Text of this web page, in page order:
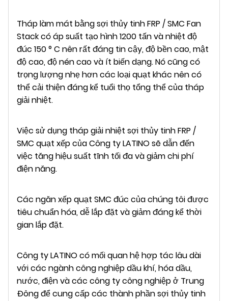
Tháp làm mát bằng sợi thủy tinh FRP / SMC Fan
Stack có áp suất tạo hình 1200 tấn và nhiệt độ
đúc 150 ° C nên rất đáng tin cậy, độ bền cao, mật
độ cao, độ nén cao và ít biến dạng. Nó cũng có
trọng lượng nhẹ hơn các loại quạt khác nên có
thể cải thiện đáng kể tuổi thọ tổng thể của tháp
giải nhiệt.
Việc sử dụng tháp giải nhiệt sợi thủy tinh FRP /
SMC quạt xếp của Công ty LATINO sẽ dẫn đến
việc tăng hiệu suất tĩnh tối đa và giảm chi phí
điện năng.
Các ngăn xếp quạt SMC đúc của chúng tôi được
tiêu chuẩn hóa, dễ lắp đặt và giảm đáng kể thời
gian lắp đặt.
Công ty LATINO có mối quan hệ hợp tác lâu dài
với các ngành công nghiệp dầu khí, hóa dầu,
nước, điện và các công ty công nghiệp ở Trung
Đông để cung cấp các thành phần sợi thủy tinh